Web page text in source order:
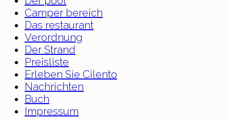
Camper bereich
Das restaurant
Verordnung
Der Strand
Preisliste
Erleben Sie Cilento
Nachrichten
Buch
Impressum